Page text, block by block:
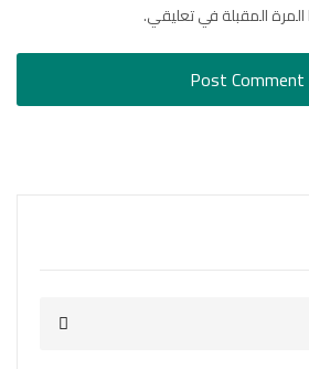
المقبلة في تعليقي.